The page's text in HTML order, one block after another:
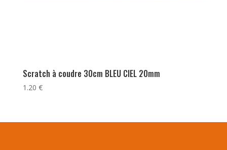
Scratch à coudre 30cm BLEU CIEL 20mm
1.20 €